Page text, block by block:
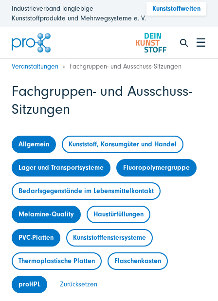
Industrieverband langlebige
Kunststoffprodukte und Mehrwegsysteme e. V.
Kunststoffwelten
☰
Veranstaltungen Fachgruppen- und Ausschuss-Sitzungen
Fachgruppen- und Ausschuss-
Sitzungen
Allgemein Kunststoff, Konsumgüter und Handel
Lager und Transportsysteme Fluoropolymergruppe
Bedarfsgegenstände im Lebensmittelkontakt
Melamine-Quality Haustürfüllungen
PVC-Platten Kunststofffenstersysteme
Thermoplastische Platten Flaschenkasten
proHPL Zurücksetzen